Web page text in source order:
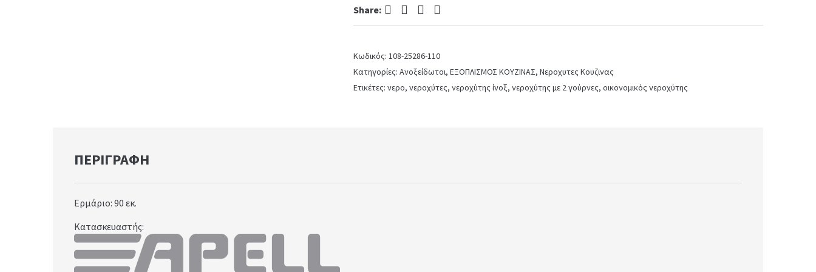
Inox
Λείο
Share: Facebook Twitter Pinterest LinkedIn
Κωδικός: 108-25286-110
Κατηγορίες: Ανοξείδωτοι, ΕΞΟΠΛΙΣΜΟΣ ΚΟΥΖΙΝΑΣ, Νεροχυτες Κουζινας
Ετικέτες: νερο, νεροχύτες, νεροχύτης ίνοξ, νεροχύτης με 2 γούρνες, οικονομικός νεροχύτης
ΠΕΡΙΓΡΑΦΉ
Ερμάριο: 90 εκ.
Κατασκευαστής: